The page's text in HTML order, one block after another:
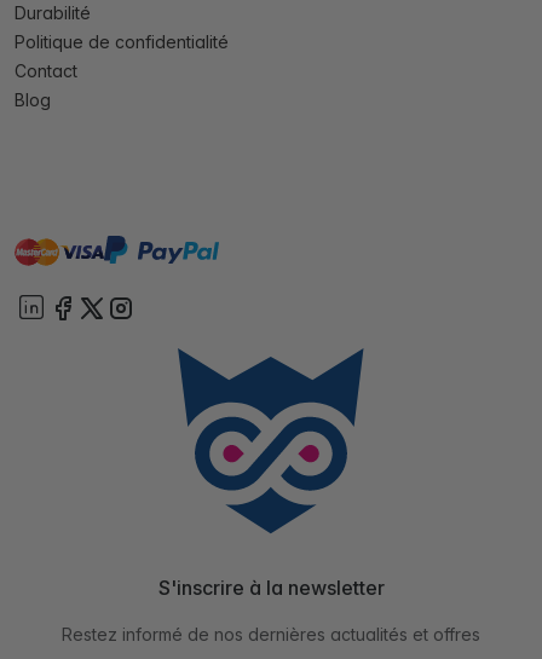
Durabilité
Politique de confidentialité
Contact
Blog
mastervisa paypal
S'inscrire à la newsletter
Restez informé de nos dernières actualités et offres